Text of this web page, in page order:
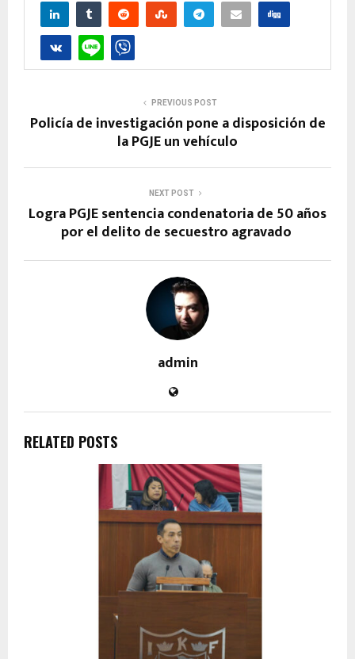
PREVIOUS POST
Policía de investigación pone a disposición de
la PGJE un vehículo
NEXT POST
Logra PGJE sentencia condenatoria de 50 años
por el delito de secuestro agravado
admin
RELATED POSTS